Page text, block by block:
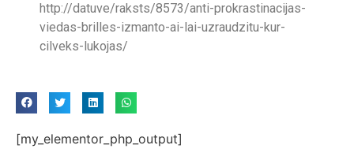
http://datuve/raksts/8573/anti-prokrastinacijas-
viedas-brilles-izmanto-ai-lai-uzraudzitu-kur-
cilveks-lukojas/
[my_elementor_php_output]